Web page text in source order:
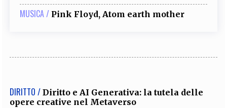
MUSICA / Pink Floyd, Atom earth mother
DIRITTO / Diritto e AI Generativa: la tutela delle
opere creative nel Metaverso